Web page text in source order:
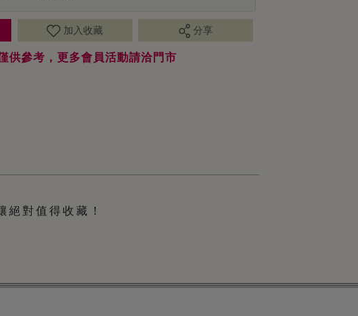
加入收藏 分享
供參考，更多會員活動請洽門市
對值得收藏！